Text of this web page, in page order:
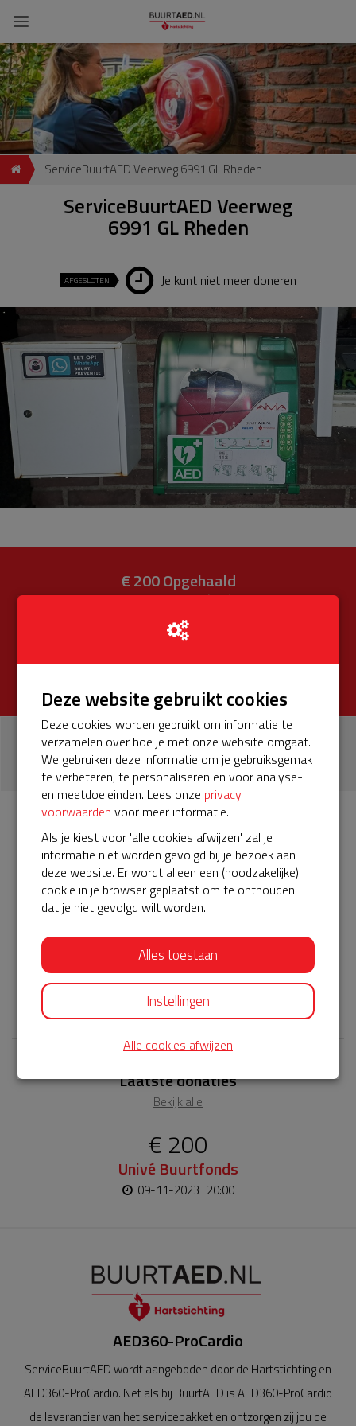
ServiceBuurtAED Veerweg 6991 GL Rheden
ServiceBuurtAED Veerweg
6991 GL Rheden
AFGESLOTEN Je kunt niet meer doneren
€ 200Opgehaald
van totaal € 575 (34%)
1
donatie
Info Donateurs 1
Het servicepakket van onze BuurtAED verloopt bijna en
moet worden verlengd, zodat onze AED gebruiksklaar
Op die manier kunnen we de komende 5 jaar weer verder
hopelijk zonder dat we hem nodig hebben.
Laatste donaties
Bekijk alle
€ 200
Univé Buurtfonds
09-11-2023 | 20:00
AED360-ProCardio
ServiceBuurtAED wordt aangeboden door de Hartstichting en
AED360-ProCardio. Net als bij BuurtAED is AED360-ProCardio
de leverancier van het servicepakket en ontzorgen zij jou de
Deze website gebruikt cookies
Deze cookies worden gebruikt om informatie te
verzamelen over hoe je met onze website omgaat.
We gebruiken deze informatie om je gebruiksgemak
te verbeteren, te personaliseren en voor analyse-
en meetdoeleinden. Lees onze privacy
voorwaarden voor meer informatie.
Als je kiest voor 'alle cookies afwijzen' zal je
informatie niet worden gevolgd bij je bezoek aan
deze website. Er wordt alleen een (noodzakelijke)
cookie in je browser geplaatst om te onthouden
dat je niet gevolgd wilt worden.
Alles toestaan
Instellingen
Alle cookies afwijzen